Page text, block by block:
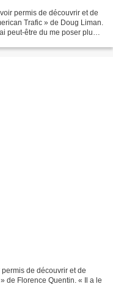
permis de découvrir et de
Trafic » de Doug Liman.
peut-être du me poser plus
de découvrir et de
de Florence Quentin. « Il a le